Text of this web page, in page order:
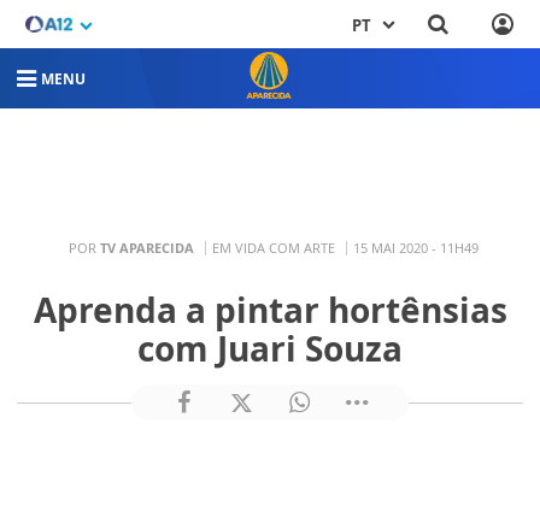
PT
MENU
POR TV APARECIDA EM VIDA COM ARTE 15 MAI 2020 - 11H49
Aprenda a pintar hortênsias
com Juari Souza